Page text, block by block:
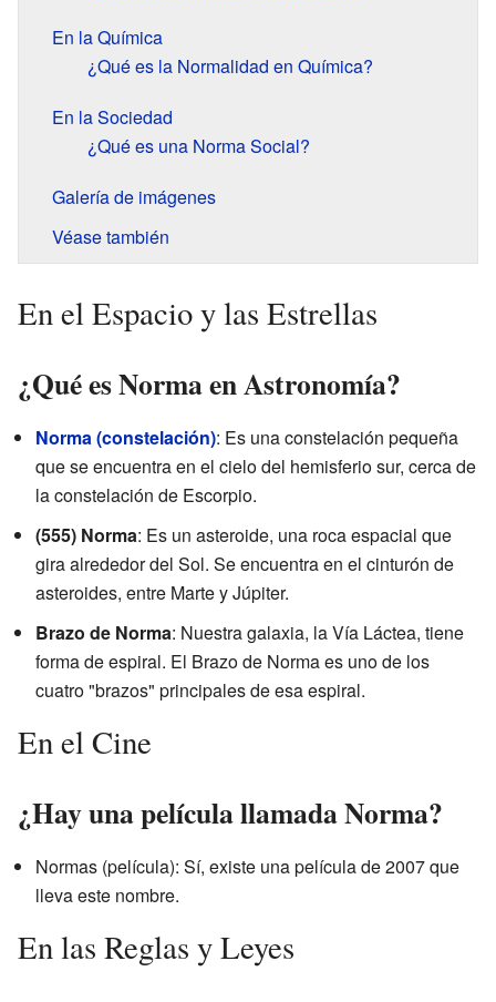
En la Química
¿Qué es la Normalidad en Química?
En la Sociedad
¿Qué es una Norma Social?
Galería de imágenes
Véase también
En el Espacio y las Estrellas
¿Qué es Norma en Astronomía?
Norma (constelación): Es una constelación pequeña
que se encuentra en el cielo del hemisferio sur, cerca de
la constelación de Escorpio.
(555) Norma: Es un asteroide, una roca espacial que
gira alrededor del Sol. Se encuentra en el cinturón de
asteroides, entre Marte y Júpiter.
Brazo de Norma: Nuestra galaxia, la Vía Láctea, tiene
forma de espiral. El Brazo de Norma es uno de los
cuatro "brazos" principales de esa espiral.
En el Cine
¿Hay una película llamada Norma?
Normas (película): Sí, existe una película de 2007 que
lleva este nombre.
En las Reglas y Leyes